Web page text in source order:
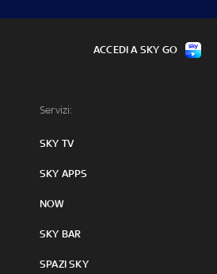
Servizi:
SKY TV
SKY APPS
NOW
SKY BAR
SPAZI SKY
ACCEDI A SKY GO